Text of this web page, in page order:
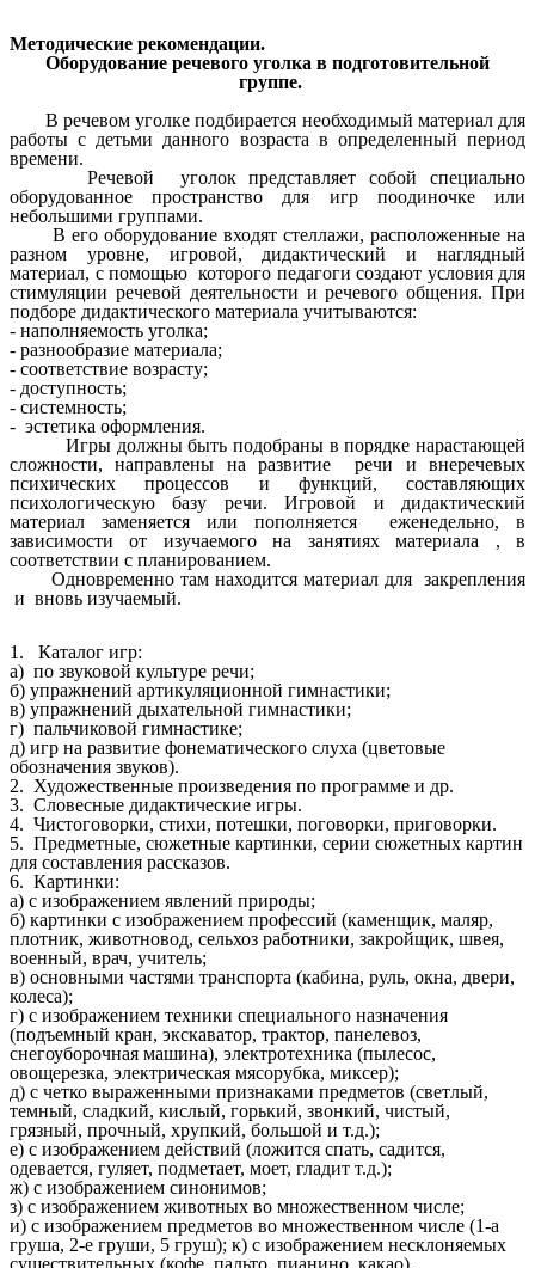
Методические рекомендации.
Оборудование речевого уголка в подготовительной
группе.
В речевом уголке подбирается необходимый материал для
работы с детьми данного возраста в определенный период
времени.
Речевой уголок представляет собой специально
оборудованное пространство для игр поодиночке или
небольшими группами.
В его оборудование входят стеллажи, расположенные на
разном уровне, игровой, дидактический и наглядный
материал, с помощью которого педагоги создают условия для
стимуляции речевой деятельности и речевого общения. При
подборе дидактического материала учитываются:
- наполняемость уголка;
- разнообразие материала;
- соответствие возрасту;
- доступность;
- системность;
- эстетика оформления.
Игры должны быть подобраны в порядке нарастающей
сложности, направлены на развитие речи и внеречевых
психических процессов и функций, составляющих
психологическую базу речи. Игровой и дидактический
материал заменяется или пополняется еженедельно, в
зависимости от изучаемого на занятиях материала , в
соответствии с планированием.
Одновременно там находится материал для закрепления
и вновь изучаемый.
1. Каталог игр:
а) по звуковой культуре речи;
б) упражнений артикуляционной гимнастики;
в) упражнений дыхательной гимнастики;
г) пальчиковой гимнастике;
д) игр на развитие фонематического слуха (цветовые
обозначения звуков).
2. Художественные произведения по программе и др.
3. Словесные дидактические игры.
4. Чистоговорки, стихи, потешки, поговорки, приговорки.
5. Предметные, сюжетные картинки, серии сюжетных картин
для составления рассказов.
6. Картинки:
а) с изображением явлений природы;
б) картинки с изображением профессий (каменщик, маляр,
плотник, животновод, сельхоз работники, закройщик, швея,
военный, врач, учитель;
в) основными частями транспорта (кабина, руль, окна, двери,
колеса);
г) с изображением техники специального назначения
(подъемный кран, экскаватор, трактор, панелевоз,
снегоуборочная машина), электротехника (пылесос,
овощерезка, электрическая мясорубка, миксер);
д) с четко выраженными признаками предметов (светлый,
темный, сладкий, кислый, горький, звонкий, чистый,
грязный, прочный, хрупкий, большой и т.д.);
е) с изображением действий (ложится спать, садится,
одевается, гуляет, подметает, моет, гладит т.д.);
ж) с изображением синонимов;
з) с изображением животных во множественном числе;
и) с изображением предметов во множественном числе (1-а
груша, 2-е груши, 5 груш); к) с изображением несклоняемых
существительных (кофе, пальто, пианино, какао),